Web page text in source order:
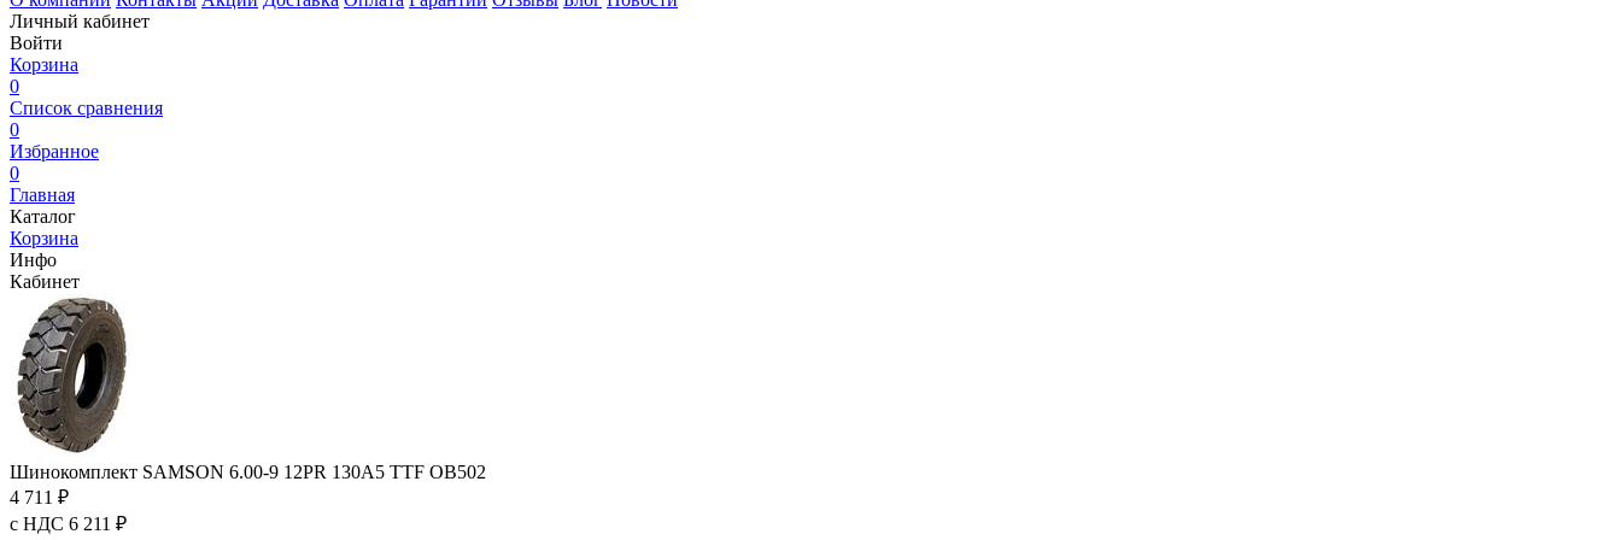
Личный кабинет
Войти
Корзина
0
Список сравнения
0
Избранное
0
Главная
Каталог
Корзина
Инфо
Кабинет
Шинокомплект SAMSON 6.00-9 12PR 130A5 TTF OB502
4 711 ₽
с НДС 6 211 ₽